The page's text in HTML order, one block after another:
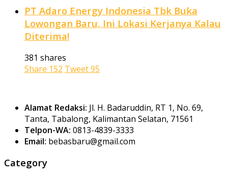
PT Adaro Energy Indonesia Tbk Buka
Lowongan Baru, Ini Lokasi Kerjanya Kalau
Diterima!
381 shares
Share 152 Tweet95
Alamat Redaksi: Jl. H. Badaruddin, RT 1, No. 69,
Tanta, Tabalong, Kalimantan Selatan, 71561
Telpon-WA: 0813-4839-3333
Email: bebasbaru@gmail.com
Category